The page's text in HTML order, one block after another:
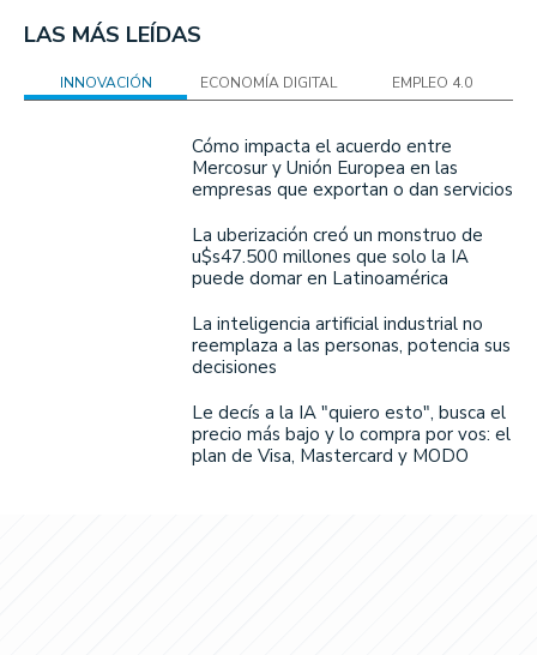
LAS MÁS LEÍDAS
INNOVACIÓN ECONOMÍA DIGITAL EMPLEO 4.0
Cómo impacta el acuerdo entre
Mercosur y Unión Europea en las
empresas que exportan o dan servicios
La uberización creó un monstruo de
u$s47.500 millones que solo la IA
puede domar en Latinoamérica
La inteligencia artificial industrial no
reemplaza a las personas, potencia sus
decisiones
Le decís a la IA "quiero esto", busca el
precio más bajo y lo compra por vos: el
plan de Visa, Mastercard y MODO